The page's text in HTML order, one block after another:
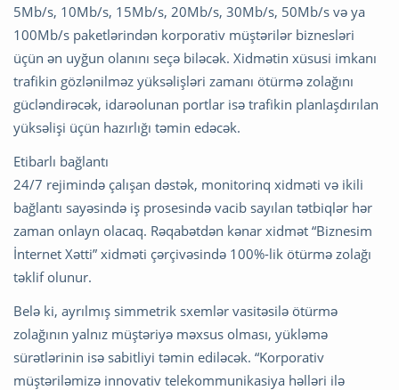
5Mb/s, 10Mb/s, 15Mb/s, 20Mb/s, 30Mb/s, 50Mb/s və ya
100Mb/s paketlərindən korporativ müştərilər biznesləri
üçün ən uyğun olanını seçə biləcək. Xidmətin xüsusi imkanı
trafikin gözlənilməz yüksəlişləri zamanı ötürmə zolağını
gücləndirəcək, idarəolunan portlar isə trafikin planlaşdırılan
yüksəlişi üçün hazırlığı təmin edəcək.
Etibarlı bağlantı
24/7 rejimində çalışan dəstək, monitorinq xidməti və ikili
bağlantı sayəsində iş prosesində vacib sayılan tətbiqlər hər
zaman onlayn olacaq. Rəqabətdən kənar xidmət “Biznesim
İnternet Xətti” xidməti çərçivəsində 100%-lik ötürmə zolağı
təklif olunur.
Belə ki, ayrılmış simmetrik sxemlər vasitəsilə ötürmə
zolağının yalnız müştəriyə məxsus olması, yükləmə
sürətlərinin isə sabitliyi təmin ediləcək. “Korporativ
müştəriləmizə innovativ telekommunikasiya həlləri ilə